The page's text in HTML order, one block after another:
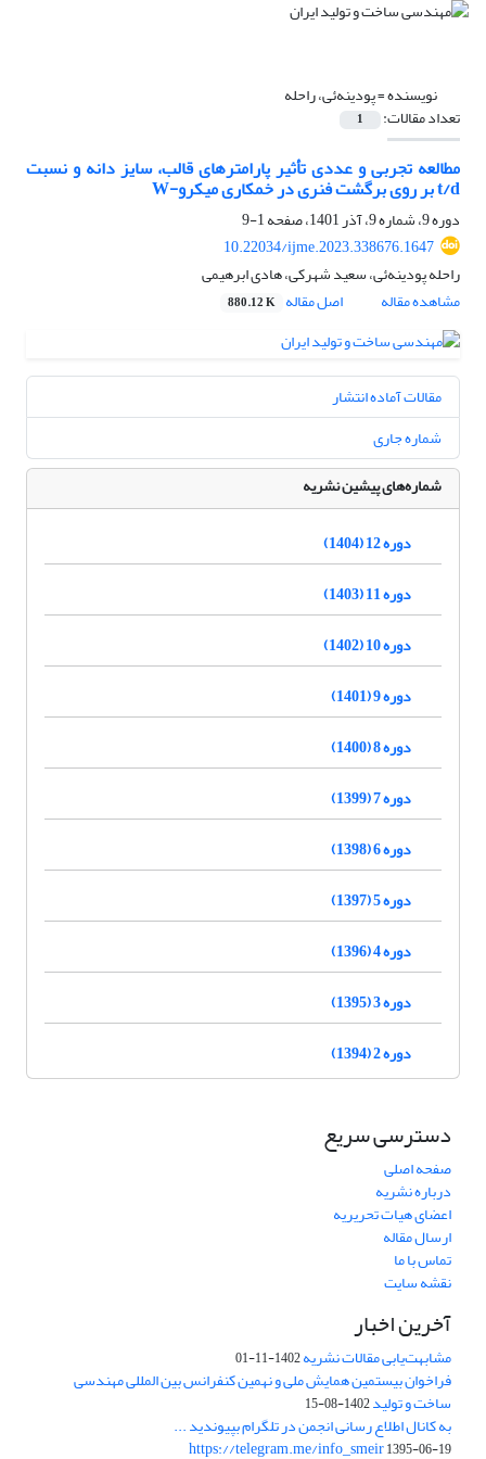
نویسنده =پودینه‌ئی، راحله
تعداد مقالات: 1
مطالعه تجربی و عددی تأثیر پارامترهای قالب، سایز دانه و نسبت
t/d بر روی برگشت فنری در خمکاری میکرو-W
دوره 9، شماره 9، آذر 1401، صفحه
1-9
10.22034/ijme.2023.338676.1647
راحله پودینه‌ئی، سعید شهرکی، هادی ابرهیمی
مشاهده مقاله
اصل مقاله 880.12 K
مقالات آماده انتشار
شماره جاری
شماره‌های پیشین نشریه
دوره 12 (1404)
دوره 11 (1403)
دوره 10 (1402)
دوره 9 (1401)
دوره 8 (1400)
دوره 7 (1399)
دوره 6 (1398)
دوره 5 (1397)
دوره 4 (1396)
دوره 3 (1395)
دوره 2 (1394)
دسترسی سریع
صفحه اصلی
درباره نشریه
اعضای هیات تحریریه
ارسال مقاله
تماس با ما
نقشه سایت
آخرین اخبار
مشابهت‌یابی مقالات نشریه1402-11-01
فراخوان بیستمین همایش ملی و نهمین کنفرانس بین المللی مهندسی
ساخت و تولید1402-08-15
به کانال اطلاع رسانی انجمن در تلگرام بپیوندید ...
https://telegram.me/info_smeir1395-06-19